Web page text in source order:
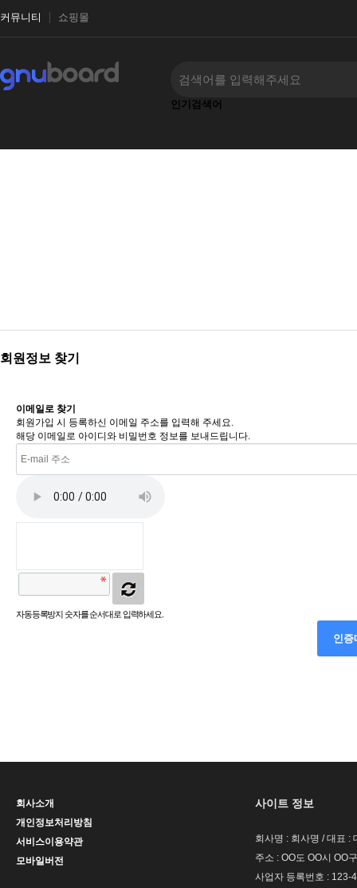
커뮤니티 쇼핑몰
인기검색어
회원정보 찾기
이메일로 찾기
회원가입 시 등록하신 이메일 주소를 입력해 주세요.
해당 이메일로 아이디와 비밀번호 정보를 보내드립니다.
자동등록방지 숫자를 순서대로 입력하세요.
인증
회사소개
개인정보처리방침
서비스이용약관
모바일버전
사이트 정보
회사명 : 회사명 / 대표 :
주소 : OO도 OO시 OO
사업자 등록번호 : 123-